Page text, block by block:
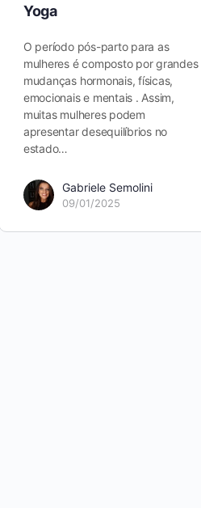
Yoga
O período pós-parto para as
mulheres é composto por grandes
mudanças hormonais, físicas,
emocionais e mentais . Assim,
muitas mulheres podem
apresentar desequilíbrios no
estado…
Gabriele Semolini
09/01/2025